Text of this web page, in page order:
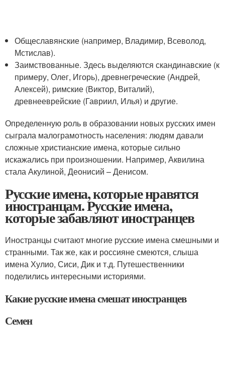
Общеславянские (например, Владимир, Всеволод,
Мстислав).
Заимствованные. Здесь выделяются скандинавские (к
примеру, Олег, Игорь), древнегреческие (Андрей,
Алексей), римские (Виктор, Виталий),
древнееврейские (Гавриил, Илья) и другие.
Определенную роль в образовании новых русских имен
сыграла малограмотность населения: людям давали
сложные христианские имена, которые сильно
искажались при произношении. Например, Аквилина
стала Акулиной, Деонисий – Денисом.
Русские имена, которые нравятся
иностранцам. Русские имена,
которые забавляют иностранцев
Иностранцы считают многие русские имена смешными и
странными. Так же, как и россияне смеются, слыша
имена Хулио, Сиси, Дик и т.д. Путешественники
поделились интересными историями.
Какие русские имена смешат иностранцев
Семен